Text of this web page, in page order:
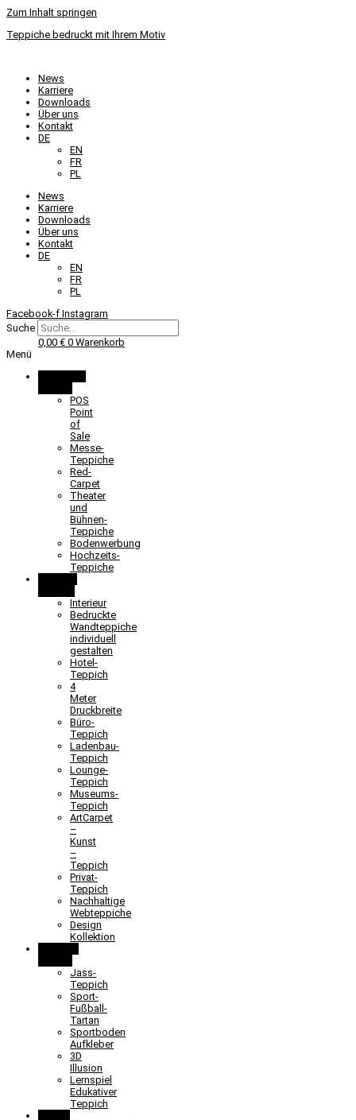
Zum Inhalt springen
Teppiche bedruckt mit Ihrem Motiv
News
Karriere
Downloads
Über uns
Kontakt
DE
EN
FR
PL
News
Karriere
Downloads
Über uns
Kontakt
DE
EN
FR
PL
Facebook-f Instagram
Suche
0,00 € 0 Warenkorb
Menü
POS
Point
of
Sale
Messe-
Teppiche
Red-
Carpet
Theater
und
Bühnen-
Teppiche
Bodenwerbung
Hochzeits-
Teppiche
Interieur
Bedruckte
Wandteppiche
individuell
gestalten
Hotel-
Teppich
4
Meter
Druckbreite
Büro-
Teppich
Ladenbau-
Teppich
Lounge-
Teppich
Museums-
Teppich
ArtCarpet
–
Kunst
–
Teppich
Privat-
Teppich
Nachhaltige
Webteppiche
Design
Kollektion
Jass-
Teppich
Sport-
Fußball-
Tartan
Sportboden
Aufkleber
3D
Illusion
Lernspiel
Edukativer
Teppich